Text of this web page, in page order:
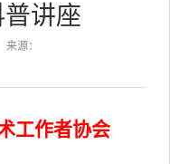
讲座
来源：
工作者协会